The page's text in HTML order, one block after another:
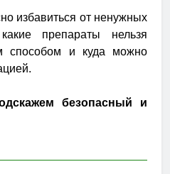
избавиться от ненужных
препараты нельзя
способом и куда можно
безопасный и